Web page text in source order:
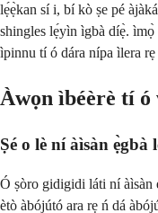
lẹ́ẹ̀kan sí i, bí kò ṣe pé
shingles lẹ́yìn ìgbà díẹ̀.
ìpinnu tí ó dára nípa ìlera
Àwọn ìbéèrè tí ó
Ṣé o lè ní àìsàn ẹ̀gbà
Ó ṣòro gidigidi láti ní àìsàn
ètò àbójútó ara rẹ ń dá